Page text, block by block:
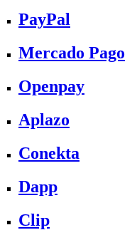
PayPal
Mercado Pago
Openpay
Aplazo
Conekta
Dapp
Clip